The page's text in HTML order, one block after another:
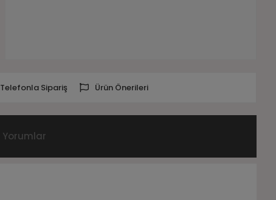
Telefonla Sipariş Ürün Önerileri
Yorumlar